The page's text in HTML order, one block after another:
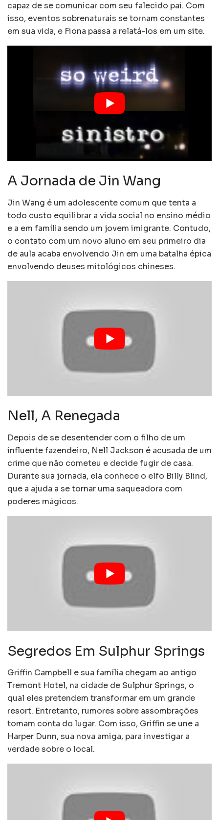
capaz de se comunicar com seu falecido pai. Com
isso, eventos sobrenaturais se tornam constantes
em sua vida, e Fiona passa a relatá-los em um site.
A Jornada de Jin Wang
Jin Wang é um adolescente comum que tenta a
todo custo equilibrar a vida social no ensino médio
e a em família sendo um jovem imigrante. Contudo,
o contato com um novo aluno em seu primeiro dia
de aula acaba envolvendo Jin em uma batalha épica
envolvendo deuses mitológicos chineses.
Nell, A Renegada
Depois de se desentender com o filho de um
influente fazendeiro, Nell Jackson é acusada de um
crime que não cometeu e decide fugir de casa.
Durante sua jornada, ela conhece o elfo Billy Blind,
que a ajuda a se tornar uma saqueadora com
poderes mágicos.
Segredos Em Sulphur Springs
Griffin Campbell e sua família chegam ao antigo
Tremont Hotel, na cidade de Sulphur Springs, o
qual eles pretendem transformar em um grande
resort. Entretanto, rumores sobre assombrações
tomam conta do lugar. Com isso, Griffin se une a
Harper Dunn, sua nova amiga, para investigar a
verdade sobre o local.